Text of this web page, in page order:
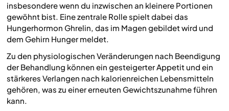
insbesondere wenn du inzwischen an kleinere Portionen
gewöhnt bist. Eine zentrale Rolle spielt dabei das
Hungerhormon Ghrelin, das im Magen gebildet wird und
dem Gehirn Hunger meldet.
Zu den physiologischen Veränderungen nach Beendigung
der Behandlung können ein gesteigerter Appetit und ein
stärkeres Verlangen nach kalorienreichen Lebensmitteln
gehören, was zu einer erneuten Gewichtszunahme führen
kann.